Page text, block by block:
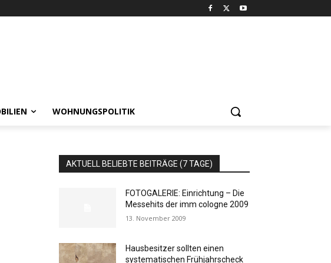
WOHNUNGSPOLITIK
AKTUELL BELIEBTE BEITRÄGE (7 TAGE)
FOTOGALERIE: Einrichtung – Die
Messehits der imm cologne 2009
13. November 2009
Hausbesitzer sollten einen
systematischen Frühjahrscheck